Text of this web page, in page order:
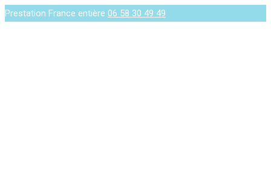
Prestation France entière 06 58 30 49 49